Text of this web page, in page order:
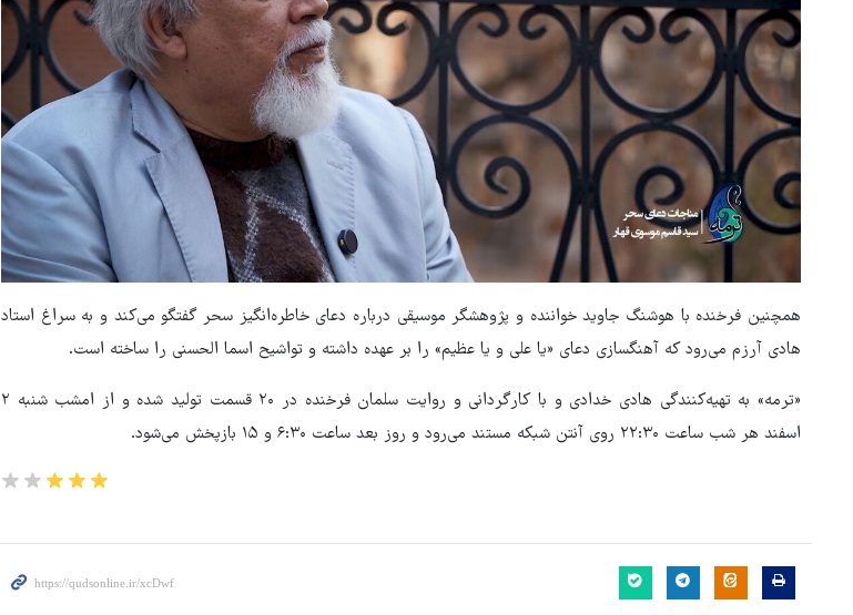
همچنین فرخنده با هوشنگ جاوید خواننده و پژوهشگر موسیقی درباره دعای خاطره‌انگیز سحر گفتگو می‌کند و به سراغ استاد
هادی آرزم می‌رود که آهنگسازی دعای «یا علی و یا عظیم» را بر عهده داشته و تواشیح اسما الحسنی را ساخته است.
«ترمه» به تهیه‌کنندگی هادی خدادی و با کارگردانی و روایت سلمان فرخنده در ۲۰ قسمت تولید شده و از امشب شنبه ۲
اسفند هر شب ساعت ۲۲:۳۰ روی آنتن شبکه مستند می‌رود و روز بعد ساعت ۶:۳۰ و ۱۵ بازپخش می‌شود.
هماهنگی محور مقاومت، آمریکا را
در منطقه درمانده کرد
ترامپ نماد فساد، اقتدارگرایی و
جنگ‌طلبی است!